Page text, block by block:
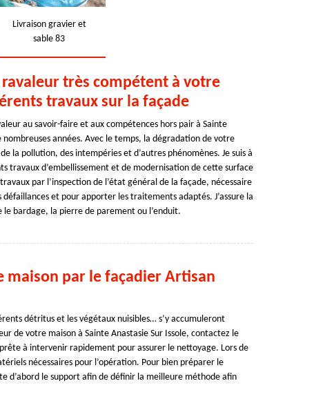
Livraison gravier et
sable 83
très compétent à votre
travaux sur la façade
au savoir-faire et aux compétences hors pair à Sainte
nombreuses années. Avec le temps, la dégradation de votre
la pollution, des intempéries et d’autres phénomènes. Je suis à
travaux d’embellissement et de modernisation de cette surface
par l’inspection de l’état général de la façade, nécessaire
défaillances et pour apporter les traitements adaptés. J’assure la
bardage, la pierre de parement ou l’enduit.
par le façadier Artisan
détritus et les végétaux nuisibles… s’y accumuleront
de votre maison à Sainte Anastasie Sur Issole, contactez le
à intervenir rapidement pour assurer le nettoyage. Lors de
nécessaires pour l’opération. Pour bien préparer le
d’abord le support afin de définir la meilleure méthode afin